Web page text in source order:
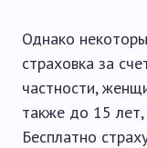
Однако
страховка за
частности,
также до 15
Бесплатно